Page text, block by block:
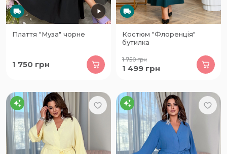
Плаття "Муза" чорне
1 750 грн
Костюм "Флоренція"
бутилка
1 750грн
1 499 грн